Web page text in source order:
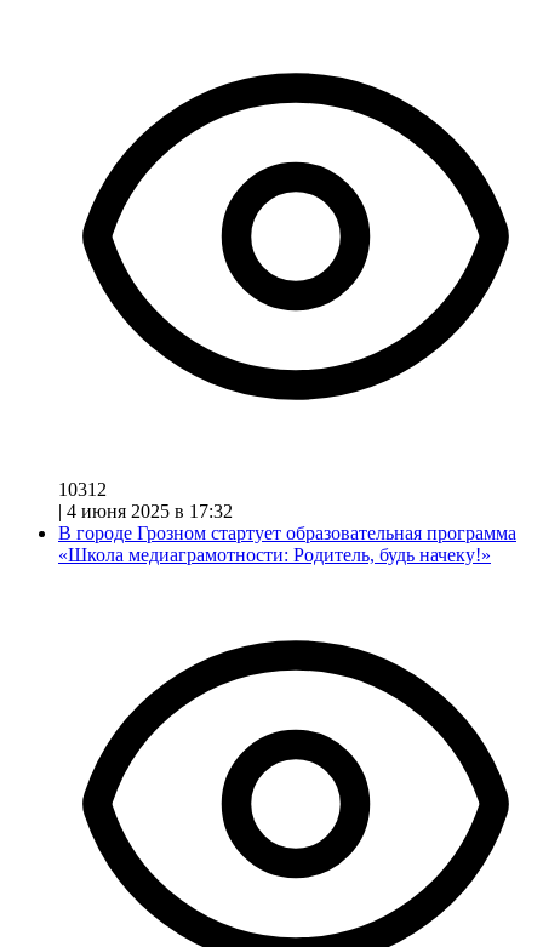
10312
| 4 июня 2025 в 17:32
В городе Грозном стартует образовательная программа
«Школа медиаграмотности: Родитель, будь начеку!»